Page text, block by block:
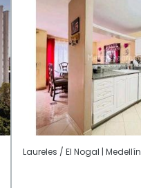
Laureles / El Nogal | Medellín